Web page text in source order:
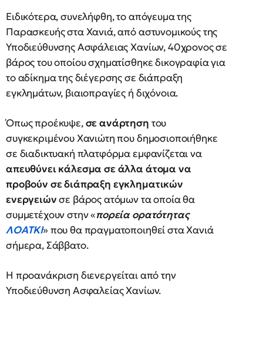
Ειδικότερα, συνελήφθη, το απόγευμα της
Παρασκευής στα Χανιά, από αστυνομικούς της
Υποδιεύθυνσης Ασφάλειας Χανίων, 40χρονος σε
βάρος του οποίου σχηματίσθηκε δικογραφία για
το αδίκημα της διέγερσης σε διάπραξη
εγκλημάτων, βιαιοπραγίες ή διχόνοια.
Όπως προέκυψε,σε ανάρτηση του
συγκεκριμένου Χανιώτη που δημοσιοποιήθηκε
σε διαδικτυακή πλατφόρμα εμφανίζεται να
απευθύνει κάλεσμα σε άλλα άτομα να
προβούν σε διάπραξη εγκληματικών
ενεργειώνσε βάρος ατόμων τα οποία θα
συμμετέχουν στην «πορεία ορατότητας
ΛΟΑΤΚΙ» που θα πραγματοποιηθεί στα Χανιά
σήμερα, Σάββατο.
Η προανάκριση διενεργείται από την
Υποδιεύθυνση Ασφαλείας Χανίων.